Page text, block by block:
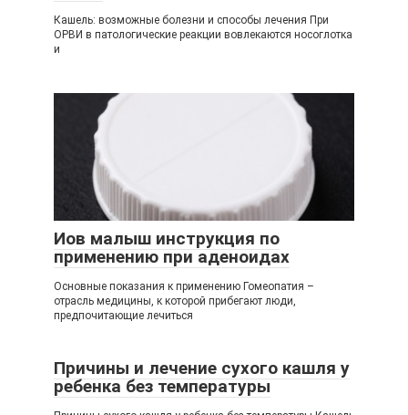
Кашель: возможные болезни и способы лечения При
ОРВИ в патологические реакции вовлекаются носоглотка
и
Иов малыш инструкция по
применению при аденоидах
Основные показания к применению Гомеопатия –
отрасль медицины, к которой прибегают люди,
предпочитающие лечиться
Причины и лечение сухого кашля у
ребенка без температуры